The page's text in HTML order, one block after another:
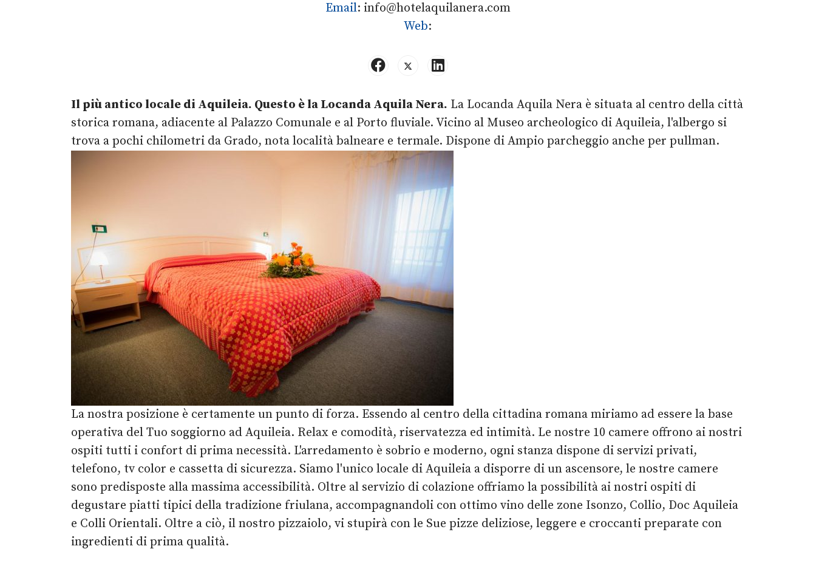
Email: info@hotelaquilanera.com
Web:
Il più antico locale di Aquileia. Questo è la Locanda Aquila Nera. La Locanda Aquila Nera è situata al centro della città
storica romana, adiacente al Palazzo Comunale e al Porto fluviale. Vicino al Museo archeologico di Aquileia, l'albergo si
trova a pochi chilometri da Grado, nota località balneare e termale. Dispone di Ampio parcheggio anche per pullman.
La nostra posizione è certamente un punto di forza. Essendo al centro della cittadina romana miriamo ad essere la base
operativa del Tuo soggiorno ad Aquileia. Relax e comodità, riservatezza ed intimità. Le nostre 10 camere offrono ai nostri
ospiti tutti i confort di prima necessità. L'arredamento è sobrio e moderno, ogni stanza dispone di servizi privati,
telefono, tv color e cassetta di sicurezza. Siamo l'unico locale di Aquileia a disporre di un ascensore, le nostre camere
sono predisposte alla massima accessibilità. Oltre al servizio di colazione offriamo la possibilità ai nostri ospiti di
degustare piatti tipici della tradizione friulana, accompagnandoli con ottimo vino delle zone Isonzo, Collio, Doc Aquileia
e Colli Orientali. Oltre a ciò, il nostro pizzaiolo, vi stupirà con le Sue pizze deliziose, leggere e croccanti preparate con
ingredienti di prima qualità.